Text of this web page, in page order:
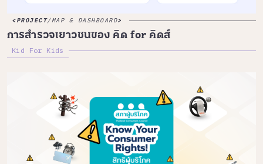
PROJECT/MAP & DASHBOARD
การสำรวจเยาวชนของ คิด for คิดส์
Kid For Kids